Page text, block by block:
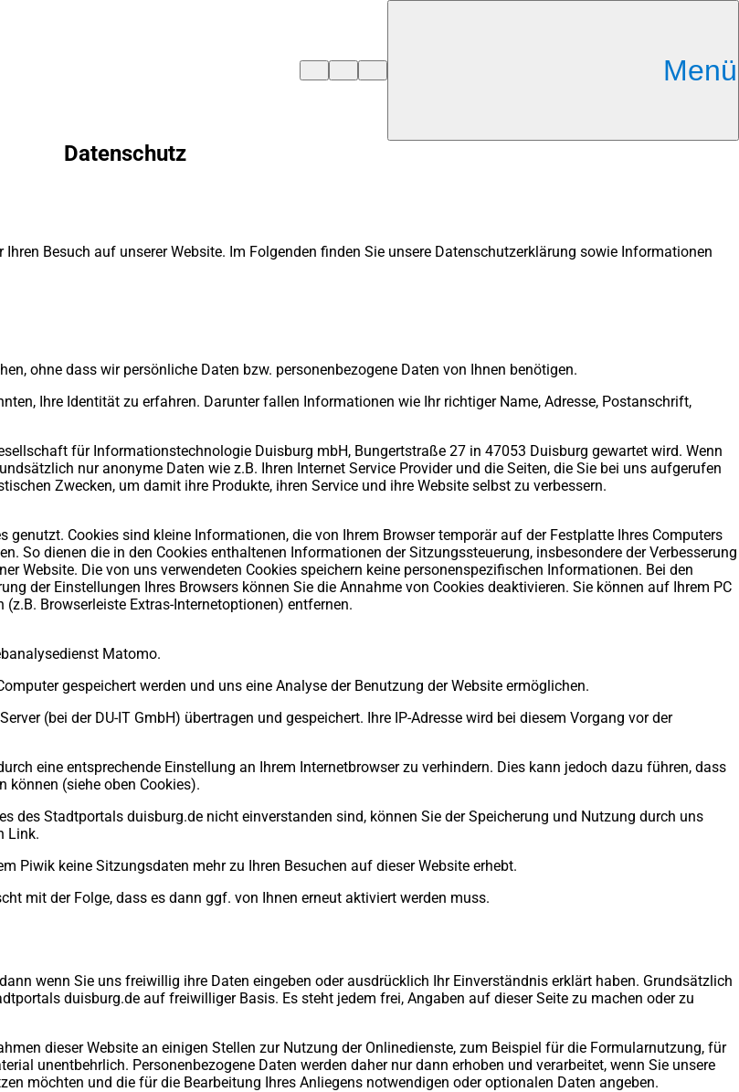
Menü
Datenschutz
Besuch auf unserer Website. Im Folgenden finden Sie unsere Datenschutzerklärung sowie Informationen
ohne dass wir persönliche Daten bzw. personenbezogene Daten von Ihnen benötigen.
Ihre Identität zu erfahren. Darunter fallen Informationen wie Ihr richtiger Name, Adresse, Postanschrift,
für Informationstechnologie Duisburg mbH, Bungertstraße 27 in 47053 Duisburg gewartet wird. Wenn
nur anonyme Daten wie z.B. Ihren Internet Service Provider und die Seiten, die Sie bei uns aufgerufen
Zwecken, um damit ihre Produkte, ihren Service und ihre Website selbst zu verbessern.
genutzt. Cookies sind kleine Informationen, die von Ihrem Browser temporär auf der Festplatte Ihres Computers
So dienen die in den Cookies enthaltenen Informationen der Sitzungssteuerung, insbesondere der Verbesserung
Website. Die von uns verwendeten Cookies speichern keine personenspezifischen Informationen. Bei den
der Einstellungen Ihres Browsers können Sie die Annahme von Cookies deaktivieren. Sie können auf Ihrem PC
Browserleiste Extras-Internetoptionen) entfernen.
Matomo.
gespeichert werden und uns eine Analyse der Benutzung der Website ermöglichen.
(bei der DU-IT GmbH) übertragen und gespeichert. Ihre IP-Adresse wird bei diesem Vorgang vor der
eine entsprechende Einstellung an Ihrem Internetbrowser zu verhindern. Dies kann jedoch dazu führen, dass
können (siehe oben Cookies).
des Stadtportals duisburg.de nicht einverstanden sind, können Sie der Speicherung und Nutzung durch uns
Link.
Piwik keine Sitzungsdaten mehr zu Ihren Besuchen auf dieser Website erhebt.
mit der Folge, dass es dann ggf. von Ihnen erneut aktiviert werden muss.
wenn Sie uns freiwillig ihre Daten eingeben oder ausdrücklich Ihr Einverständnis erklärt haben. Grundsätzlich
duisburg.de auf freiwilliger Basis. Es steht jedem frei, Angaben auf dieser Seite zu machen oder zu
dieser Website an einigen Stellen zur Nutzung der Onlinedienste, zum Beispiel für die Formularnutzung, für
unentbehrlich. Personenbezogene Daten werden daher nur dann erhoben und verarbeitet, wenn Sie unsere
möchten und die für die Bearbeitung Ihres Anliegens notwendigen oder optionalen Daten angeben.